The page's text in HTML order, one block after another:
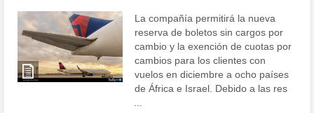
La compañía permitirá la nueva
reserva de boletos sin cargos por
cambio y la exención de cuotas por
cambios para los clientes con
vuelos en diciembre a ocho países
de África e Israel. Debido a las res
...